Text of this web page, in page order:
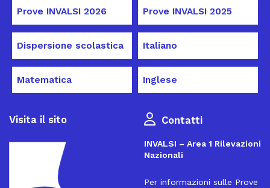
Prove INVALSI 2026 Prove INVALSI 2025
Dispersione scolastica Italiano
Matematica Inglese
Visita il sito Contatti
INVALSI – Area 1 Rilevazioni
Nazionali
Per informazioni sulle Prove